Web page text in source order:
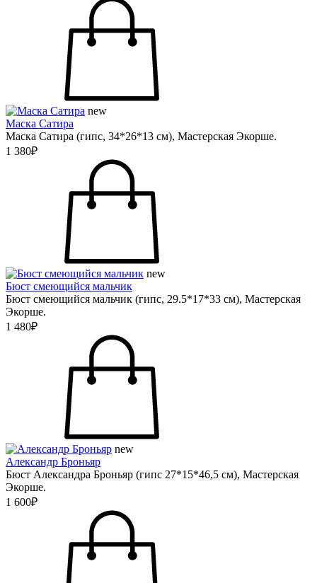
new
Маска Сатира
Маска Сатира (гипс, 34*26*13 см), Мастерская Экорше.
1 380₽
new
Бюст смеющийся мальчик
Бюст смеющийся мальчик (гипс, 29.5*17*33 см), Мастерская
Экорше.
1 480₽
new
Александр Броньяр
Бюст Александра Броньяр (гипс 27*15*46,5 см), Мастерская
Экорше.
1 600₽